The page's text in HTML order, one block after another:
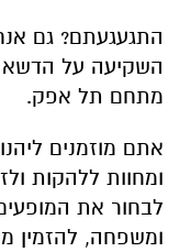
אתם מוזמנים
ומחוות ללהקות
לבחור את
באתר רשות הטבע
נשנושים ומצב רוח
במיוחד למקדימים